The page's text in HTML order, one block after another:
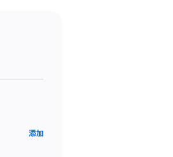
添加AppleCare+